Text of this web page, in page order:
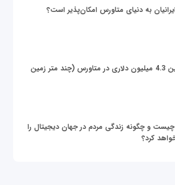
به دنیای متاورس امکان‌پذیر است؟
خرید زمین 4.3 میلیون دلاری در متاورس (چند متر زمین
و چگونه زندگی مردم در جهان دیجیتال را
کرد؟